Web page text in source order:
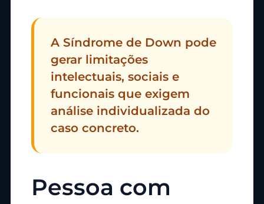
A Síndrome de Down pode
gerar limitações
intelectuais, sociais e
funcionais que exigem
análise individualizada do
caso concreto.
Pessoa com